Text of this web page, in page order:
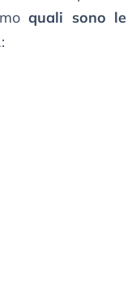
quali sono le